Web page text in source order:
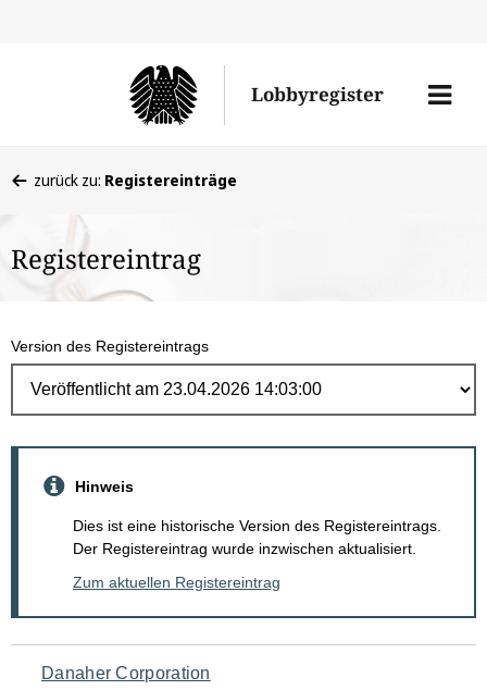
Lobbyregister
Menü
befinden
hier:
zurück zu: Registereinträge
Registereintrag
Version des Registereintrags
Hinweis
Dies ist eine historische Version des Registereintrags.
Der Registereintrag wurde inzwischen aktualisiert.
Zum aktuellen Registereintrag
Navigation
Danaher Corporation